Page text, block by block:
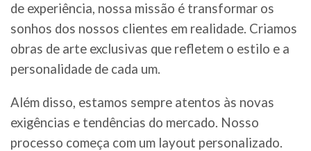
de experiência, nossa missão é transformar os
sonhos dos nossos clientes em realidade. Criamos
obras de arte exclusivas que refletem o estilo e a
personalidade de cada um.
Além disso, estamos sempre atentos às novas
exigências e tendências do mercado. Nosso
processo começa com um layout personalizado.